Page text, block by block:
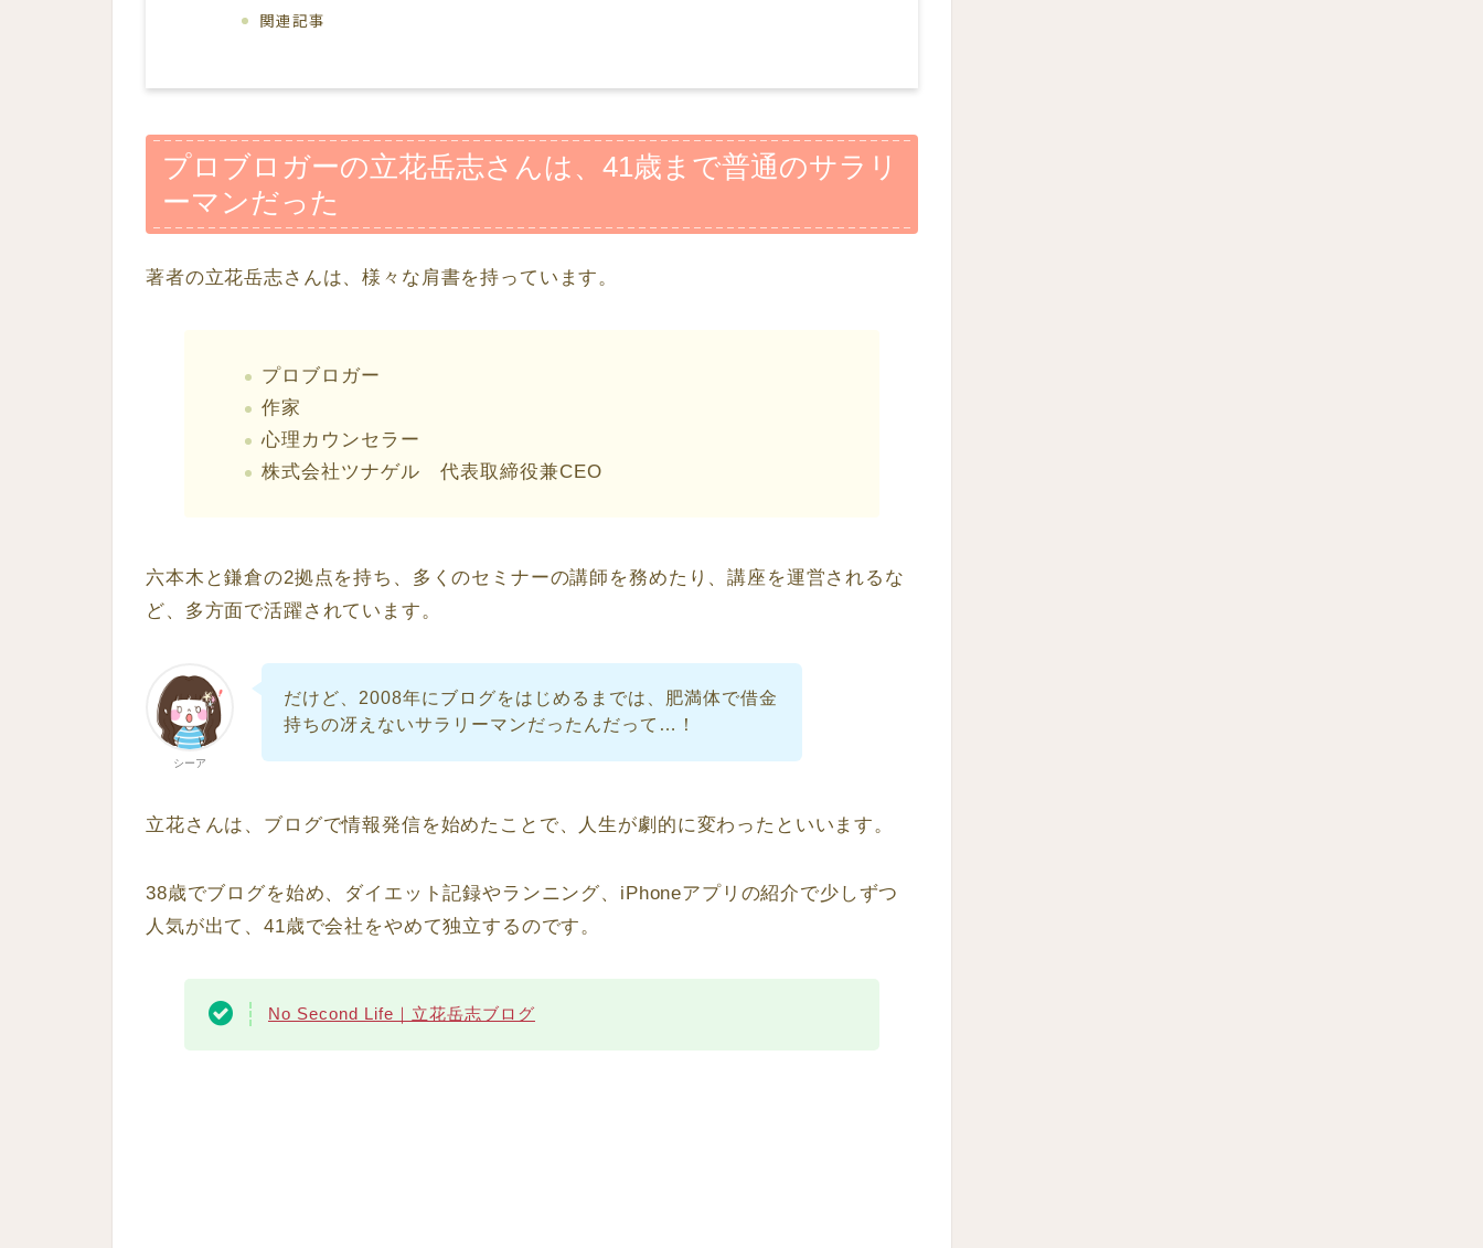
関連記事
プロブロガーの立花岳志さんは、41歳まで普通のサラリ
ーマンだった
著者の立花岳志さんは、様々な肩書を持っています。
プロブロガー
作家
心理カウンセラー
株式会社ツナゲル 代表取締役兼CEO
六本木と鎌倉の2拠点を持ち、多くのセミナーの講師を務めたり、講座を運営されるな
ど、多方面で活躍されています。
シーア
だけど、2008年にブログをはじめるまでは、肥満体で借金
持ちの冴えないサラリーマンだったんだって…！
立花さんは、ブログで情報発信を始めたことで、人生が劇的に変わったといいます。
38歳でブログを始め、ダイエット記録やランニング、iPhoneアプリの紹介で少しずつ
人気が出て、41歳で会社をやめて独立するのです。
No Second Life｜立花岳志ブログ